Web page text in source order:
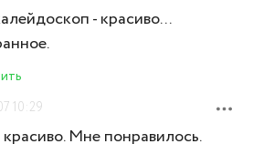
- красиво...
10:29
Мне понравилось.